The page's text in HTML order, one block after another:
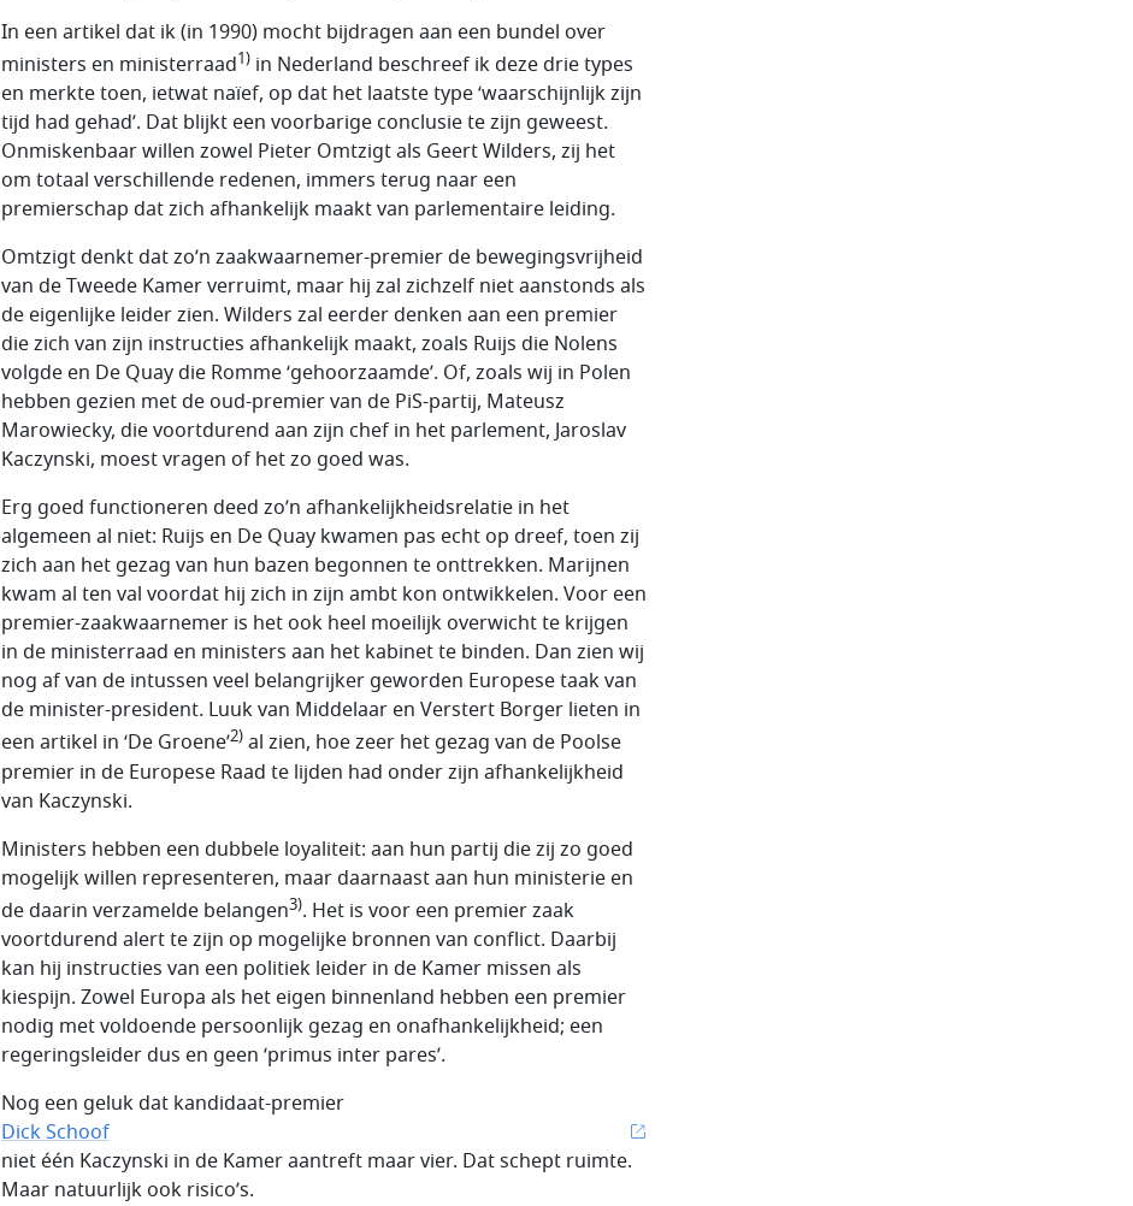
In een artikel dat ik (in 1990) mocht bijdragen aan een bundel over
ministers en ministerraad1) in Nederland beschreef ik deze drie types
en merkte toen, ietwat naïef, op dat het laatste type ‘waarschijnlijk zijn
tijd had gehad’. Dat blijkt een voorbarige conclusie te zijn geweest.
Onmiskenbaar willen zowel Pieter Omtzigt als Geert Wilders, zij het
om totaal verschillende redenen, immers terug naar een
premierschap dat zich afhankelijk maakt van parlementaire leiding.
Omtzigt denkt dat zo’n zaakwaarnemer-premier de bewegingsvrijheid
van de Tweede Kamer verruimt, maar hij zal zichzelf niet aanstonds als
de eigenlijke leider zien. Wilders zal eerder denken aan een premier
die zich van zijn instructies afhankelijk maakt, zoals Ruijs die Nolens
volgde en De Quay die Romme ‘gehoorzaamde’. Of, zoals wij in Polen
hebben gezien met de oud-premier van de PiS-partij, Mateusz
Marowiecky, die voortdurend aan zijn chef in het parlement, Jaroslav
Kaczynski, moest vragen of het zo goed was.
Erg goed functioneren deed zo’n afhankelijkheidsrelatie in het
algemeen al niet: Ruijs en De Quay kwamen pas echt op dreef, toen zij
zich aan het gezag van hun bazen begonnen te onttrekken. Marijnen
kwam al ten val voordat hij zich in zijn ambt kon ontwikkelen. Voor een
premier-zaakwaarnemer is het ook heel moeilijk overwicht te krijgen
in de ministerraad en ministers aan het kabinet te binden. Dan zien wij
nog af van de intussen veel belangrijker geworden Europese taak van
de minister-president. Luuk van Middelaar en Verstert Borger lieten in
een artikel in ‘De Groene’2) al zien, hoe zeer het gezag van de Poolse
premier in de Europese Raad te lijden had onder zijn afhankelijkheid
van Kaczynski.
Ministers hebben een dubbele loyaliteit: aan hun partij die zij zo goed
mogelijk willen representeren, maar daarnaast aan hun ministerie en
de daarin verzamelde belangen3). Het is voor een premier zaak
voortdurend alert te zijn op mogelijke bronnen van conflict. Daarbij
kan hij instructies van een politiek leider in de Kamer missen als
kiespijn. Zowel Europa als het eigen binnenland hebben een premier
nodig met voldoende persoonlijk gezag en onafhankelijkheid; een
regeringsleider dus en geen ‘primus inter pares’.
Nog een geluk dat kandidaat-premier
Dick Schoof
niet één Kaczynski in de Kamer aantreft maar vier. Dat schept ruimte.
Maar natuurlijk ook risico’s.